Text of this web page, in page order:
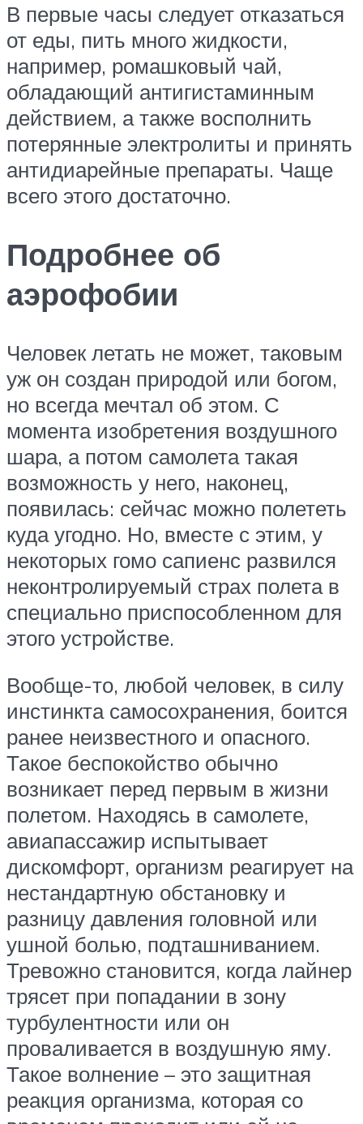
В первые часы следует отказаться
от еды, пить много жидкости,
например, ромашковый чай,
обладающий антигистаминным
действием, а также восполнить
потерянные электролиты и принять
антидиарейные препараты. Чаще
всего этого достаточно.
Подробнее об
аэрофобии
Человек летать не может, таковым
уж он создан природой или богом,
но всегда мечтал об этом. С
момента изобретения воздушного
шара, а потом самолета такая
возможность у него, наконец,
появилась: сейчас можно полететь
куда угодно. Но, вместе с этим, у
некоторых гомо сапиенс развился
неконтролируемый страх полета в
специально приспособленном для
этого устройстве.
Вообще-то, любой человек, в силу
инстинкта самосохранения, боится
ранее неизвестного и опасного.
Такое беспокойство обычно
возникает перед первым в жизни
полетом. Находясь в самолете,
авиапассажир испытывает
дискомфорт, организм реагирует на
нестандартную обстановку и
разницу давления головной или
ушной болью, подташниванием.
Тревожно становится, когда лайнер
трясет при попадании в зону
турбулентности или он
проваливается в воздушную яму.
Такое волнение – это защитная
реакция организма, которая со